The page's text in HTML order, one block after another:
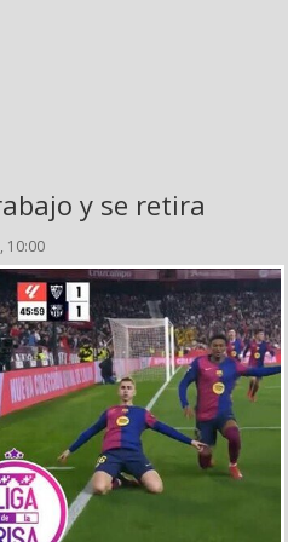
y se retira
10:00